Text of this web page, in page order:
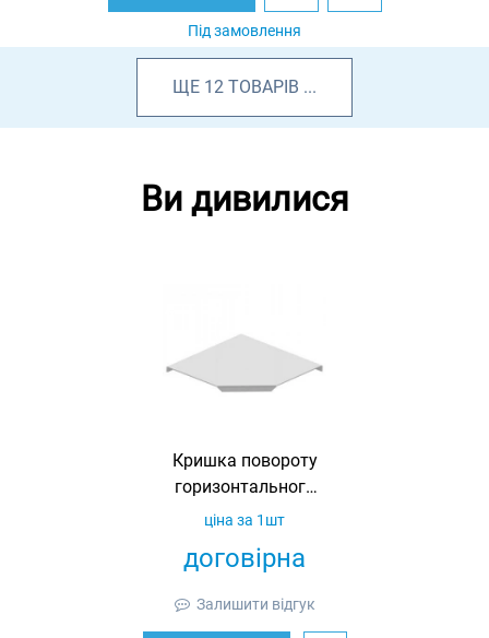
Під замовлення
ЩЕ 12 ТОВАРІВ ...
Ви дивилися
Кришка повороту
горизонтального
90° для лотка 450
договірна
ціна за 1шт
Залишити відгук